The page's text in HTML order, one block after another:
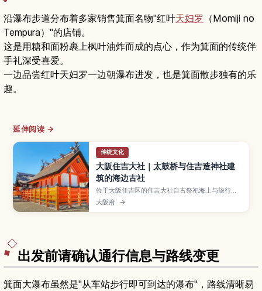
沿瀑布步道分布着多家销售箕面名物"红叶天妇罗 （Momiji no
Tempura）"的店铺。
这是用糖和面粉裹上枫叶油炸而成的点心，作为箕面的传统伴
手礼深受喜爱。
一边品尝红叶天妇罗一边朝瀑布进发，也是箕面散步独有的乐
趣。
延伸阅读 →
传统文化
大阪住吉大社｜太鼓桥与住吉造神社建
筑的海边古社
位于大阪住吉区的住吉大社自古祭祀海上与旅行之
神，以鲜红的反桥（太鼓桥）和独特的“住吉造”本
殿而闻名，是深受当地人喜爱的参拜地。本文将介
大阪府 →
出发前请确认通行信息与路线变更
箕面大瀑布虽然是"从车站步行即可到达的瀑布"，路线清晰易